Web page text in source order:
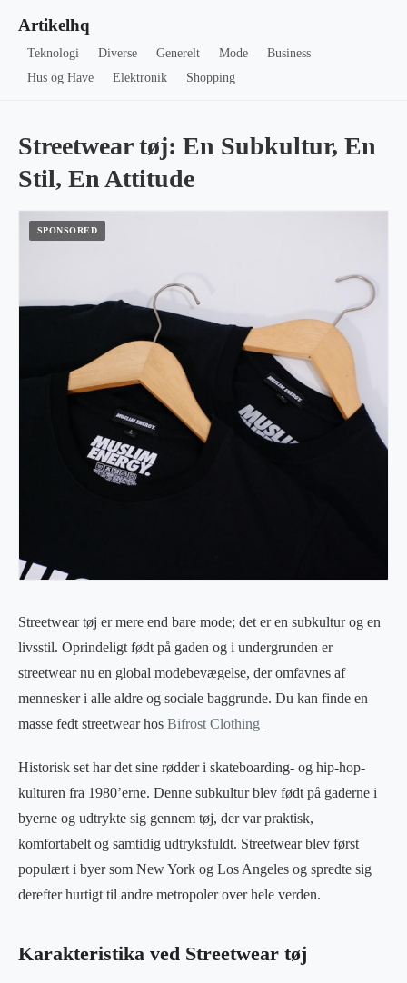
Artikelhq
Teknologi Diverse Generelt Mode
Business
Hus og Have
Elektronik Shopping
Streetwear tøj: En Subkultur, En
Stil, En Attitude
Streetwear tøj er mere end bare mode; det er en subkultur og en
livsstil. Oprindeligt født på gaden og i undergrunden er
streetwear nu en global modebevægelse, der omfavnes af
mennesker i alle aldre og sociale baggrunde. Du kan finde en
masse fedt streetwear hos Bifrost Clothing
Historisk set har det sine rødder i skateboarding- og hip-hop-
kulturen fra 1980’erne. Denne subkultur blev født på gaderne i
byerne og udtrykte sig gennem tøj, der var praktisk,
komfortabelt og samtidig udtryksfuldt. Streetwear blev først
populært i byer som New York og Los Angeles og spredte sig
derefter hurtigt til andre metropoler over hele verden.
Karakteristika ved Streetwear tøj